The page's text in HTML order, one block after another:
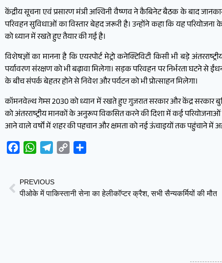
केंद्रीय सूचना एवं प्रसारण मंत्री अश्विनी वैष्णव ने कैबिनेट बैठक के बाद
परिवहन सुविधाओं का विस्तार बेहद जरूरी है। उन्होंने कहा कि यह
को ध्यान में रखते हुए तैयार की गई है।
विशेषज्ञों का मानना है कि एयरपोर्ट मेट्रो कनेक्टिविटी किसी भी बड़े
पर्यावरण संरक्षण को भी बढ़ावा मिलेगा। सड़क परिवहन पर निर्भरता घटने से
के बीच संपर्क बेहतर होने से निवेश और पर्यटन को भी प्रोत्साहन मिलेगा।
कॉमनवेल्थ गेम्स 2030 को ध्यान में रखते हुए गुजरात सरकार और केंद्र सरकार
को अंतरराष्ट्रीय मानकों के अनुरूप विकसित करने की दिशा में कई परियोजनाओं
आने वाले वर्षों में शहर की पहचान और क्षमता को नई ऊंचाइयों तक पहुंचाने में
FacebookWhatsAppTelegram
Copy
PREVIOUS
पीओके में पाकिस्तानी सेना का हेलीकॉप्टर क्रैश, सभी सैन्यकर्मियों की मौत